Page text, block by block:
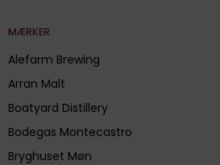
MÆRKER
Alefarm Brewing
Arran Malt
Boatyard Distillery
Bodegas Montecastro
Bryghuset Møn